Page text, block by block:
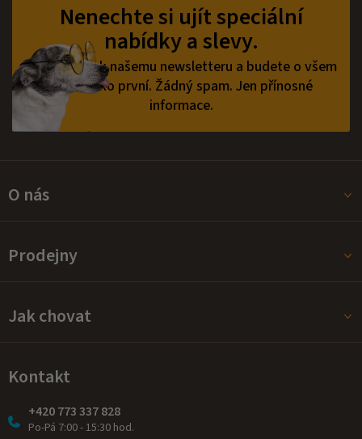
Nenechte si ujít speciální
nabídky a slevy.
Přihlaste se k našemu newsletteru a budete o všem
vědět jako první. Žádný spam. Jen přínosné
informace.
O nás
Prodejny
Jak chovat
Kontakt
+420 773 337 828
Po-Pá 7:00 - 15:30 hod.